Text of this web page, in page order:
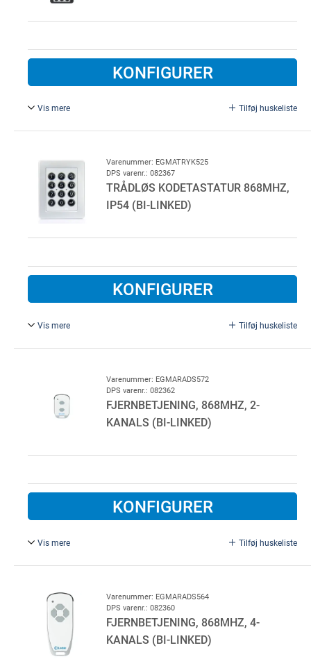
KONFIGURER
Vis mere Tilføj huskeliste
Marantec Digital 526 med skydelåg.
Varenummer: EGMATRYK525
DPS varenr.: 082367
TRÅDLØS KODETASTATUR 868MHZ,
IP54 (BI-LINKED)
KONFIGURER
Vis mere Tilføj huskeliste
Marantec Digital 525 uden låg.
Varenummer: EGMARADS572
DPS varenr.: 082362
FJERNBETJENING, 868MHZ, 2-
KANALS (BI-LINKED)
KONFIGURER
Vis mere Tilføj huskeliste
10 stk. pr. colli
Varenummer: EGMARADS564
DPS varenr.: 082360
FJERNBETJENING, 868MHZ, 4-
KANALS (BI-LINKED)